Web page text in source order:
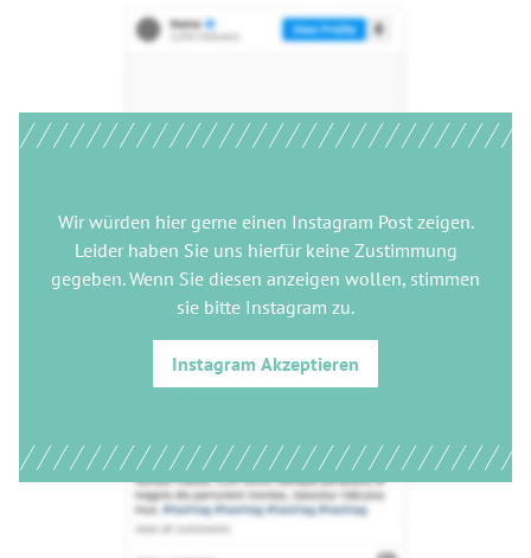
Wir würden hier gerne einen Instagram Postzeigen.
Leider haben Sie uns hierfür keine Zustimmung
gegeben. Wenn Sie diesen anzeigen wollen, stimmen
sie bitte Instagram zu.
Instagram Akzeptieren